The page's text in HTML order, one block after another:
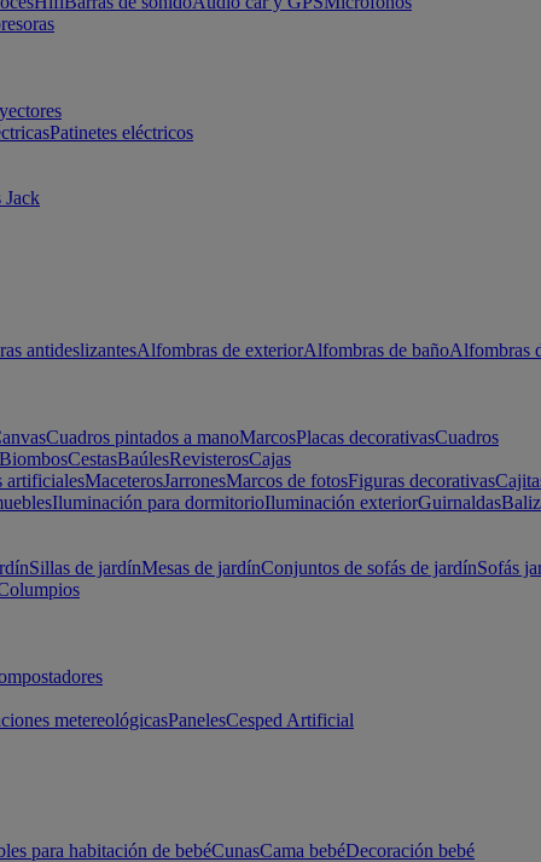
Patinetes eléctricos
Jack
antideslizantesAlfombras de exteriorAlfombras de bañoAlfombras
Cuadros pintados a manoMarcosPlacas decorativasCuadros
BiombosCestasBaúlesRevisterosCajas
artificialesMaceterosJarronesMarcos de fotosFiguras decorativas
Iluminación para dormitorioIluminación exteriorGuirnaldas
Sillas de jardínMesas de jardínConjuntos de sofás de jardínSofás
metereológicasPanelesCesped Artificial
para habitación de bebéCunasCama bebéDecoración bebé